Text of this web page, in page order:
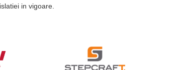
in vigoare.